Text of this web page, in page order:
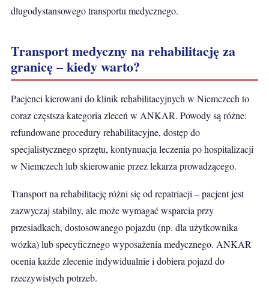
długodystansowego transportu medycznego.
Transport medyczny na rehabilitację za
granicę – kiedy warto?
Pacjenci kierowani do klinik rehabilitacyjnych w Niemczech to
coraz częstsza kategoria zleceń w ANKAR. Powody są różne:
refundowane procedury rehabilitacyjne, dostęp do
specjalistycznego sprzętu, kontynuacja leczenia po hospitalizacji
w Niemczech lub skierowanie przez lekarza prowadzącego.
Transport na rehabilitację różni się od repatriacji – pacjent jest
zazwyczaj stabilny, ale może wymagać wsparcia przy
przesiadkach, dostosowanego pojazdu (np. dla użytkownika
wózka) lub specyficznego wyposażenia medycznego. ANKAR
ocenia każde zlecenie indywidualnie i dobiera pojazd do
rzeczywistych potrzeb.